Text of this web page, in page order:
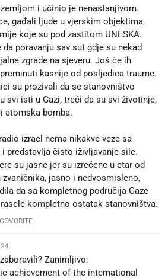
i učinio je nenastanjivom.
gađali ljude u vjerskim objektima,
koje su pod zastitom UNESKA.
da poravanju sav sut gdje su nekad
zgrade na sjeveru. Još će ih
kasnije od posljedica traume.
su prozivali da se stanovništvo
svi isti u Gazi, treći da su svi životinje,
atomska bomba.
izrael nema nikakve veze sa
predstavlja čisto iživljavanje sile.
su jasne jer su izrečene u etar od
jasno i nedvosmisleno,
da sa kompletnog područija Gaze
kompletno ostatak stanovništva.
Zanimljivo:
achievement of the international